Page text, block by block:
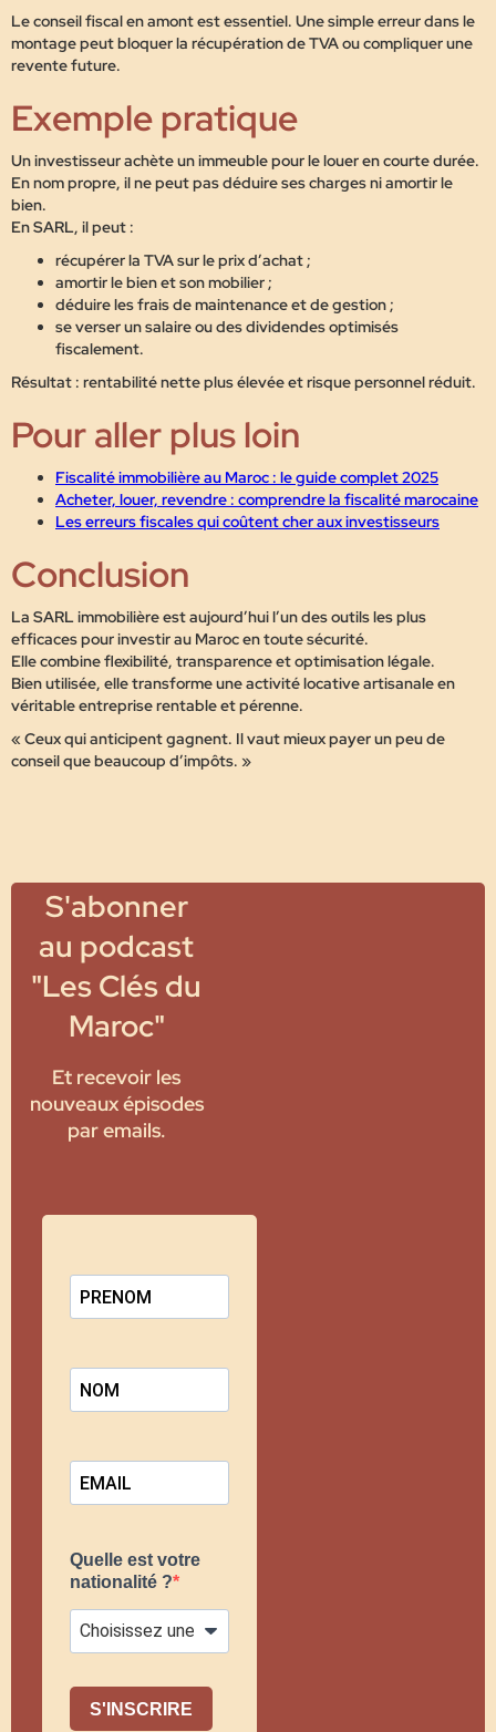
Le conseil fiscal en amont est essentiel. Une simple erreur dans le
montage peut bloquer la récupération de TVA ou compliquer une
revente future.
Exemple pratique
Un investisseur achète un immeuble pour le louer en courte durée.
En nom propre, il ne peut pas déduire ses charges ni amortir le
bien.
En SARL, il peut :
récupérer la TVA sur le prix d’achat ;
amortir le bien et son mobilier ;
déduire les frais de maintenance et de gestion ;
se verser un salaire ou des dividendes optimisés
fiscalement.
Résultat : rentabilité nette plus élevée et risque personnel réduit.
Pour aller plus loin
Fiscalité immobilière au Maroc : le guide complet 2025
Acheter, louer, revendre : comprendre la fiscalité marocaine
Les erreurs fiscales qui coûtent cher aux investisseurs
Conclusion
La SARL immobilière est aujourd’hui l’un des outils les plus
efficaces pour investir au Maroc en toute sécurité.
Elle combine flexibilité, transparence et optimisation légale.
Bien utilisée, elle transforme une activité locative artisanale en
véritable entreprise rentable et pérenne.
« Ceux qui anticipent gagnent. Il vaut mieux payer un peu de
conseil que beaucoup d’impôts. »
S'abonner
au podcast
"Les Clés du
Maroc"
Et recevoir les
nouveaux épisodes
par emails.
Quelle est votre
nationalité ?
S'INSCRIRE